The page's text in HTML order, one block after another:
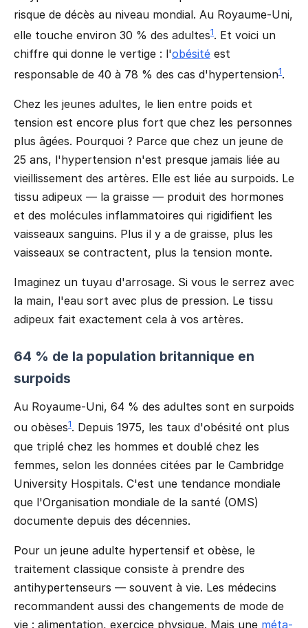
risque de décès au niveau mondial. Au Royaume-Uni,
elle touche environ 30 % des adultes1. Et voici un
chiffre qui donne le vertige : l'obésité est
responsable de 40 à 78 % des cas d'hypertension1.
Chez les jeunes adultes, le lien entre poids et
tension est encore plus fort que chez les personnes
plus âgées. Pourquoi ? Parce que chez un jeune de
25 ans, l'hypertension n'est presque jamais liée au
vieillissement des artères. Elle est liée au surpoids. Le
tissu adipeux — la graisse — produit des hormones
et des molécules inflammatoires qui rigidifient les
vaisseaux sanguins. Plus il y a de graisse, plus les
vaisseaux se contractent, plus la tension monte.
Imaginez un tuyau d'arrosage. Si vous le serrez avec
la main, l'eau sort avec plus de pression. Le tissu
adipeux fait exactement cela à vos artères.
64 % de la population britannique en
surpoids
Au Royaume-Uni, 64 % des adultes sont en surpoids
ou obèses1. Depuis 1975, les taux d'obésité ont plus
que triplé chez les hommes et doublé chez les
femmes, selon les données citées par le Cambridge
University Hospitals. C'est une tendance mondiale
que l'Organisation mondiale de la santé (OMS)
documente depuis des décennies.
Pour un jeune adulte hypertensif et obèse, le
traitement classique consiste à prendre des
antihypertenseurs — souvent à vie. Les médecins
recommandent aussi des changements de mode de
vie : alimentation, exercice physique. Mais une méta-